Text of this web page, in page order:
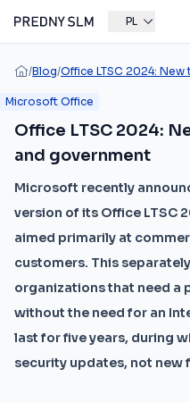
PL
/Blog/Office LTSC 2024:
Microsoft Office
Office LTSC 2024:
and government
Microsoft recently
version of its Office LTSC
aimed primarily at
customers. This
organizations that need a
without the need for an
last for five years, during
security updates, not new